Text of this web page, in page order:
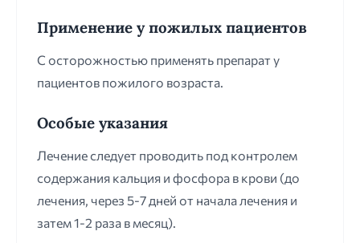
Применение у пожилых пациентов
С осторожностью применять препарат у
пациентов пожилого возраста.
Особые указания
Лечение следует проводить под контролем
содержания кальция и фосфора в крови (до
лечения, через 5-7 дней от начала лечения и
затем 1-2 раза в месяц).